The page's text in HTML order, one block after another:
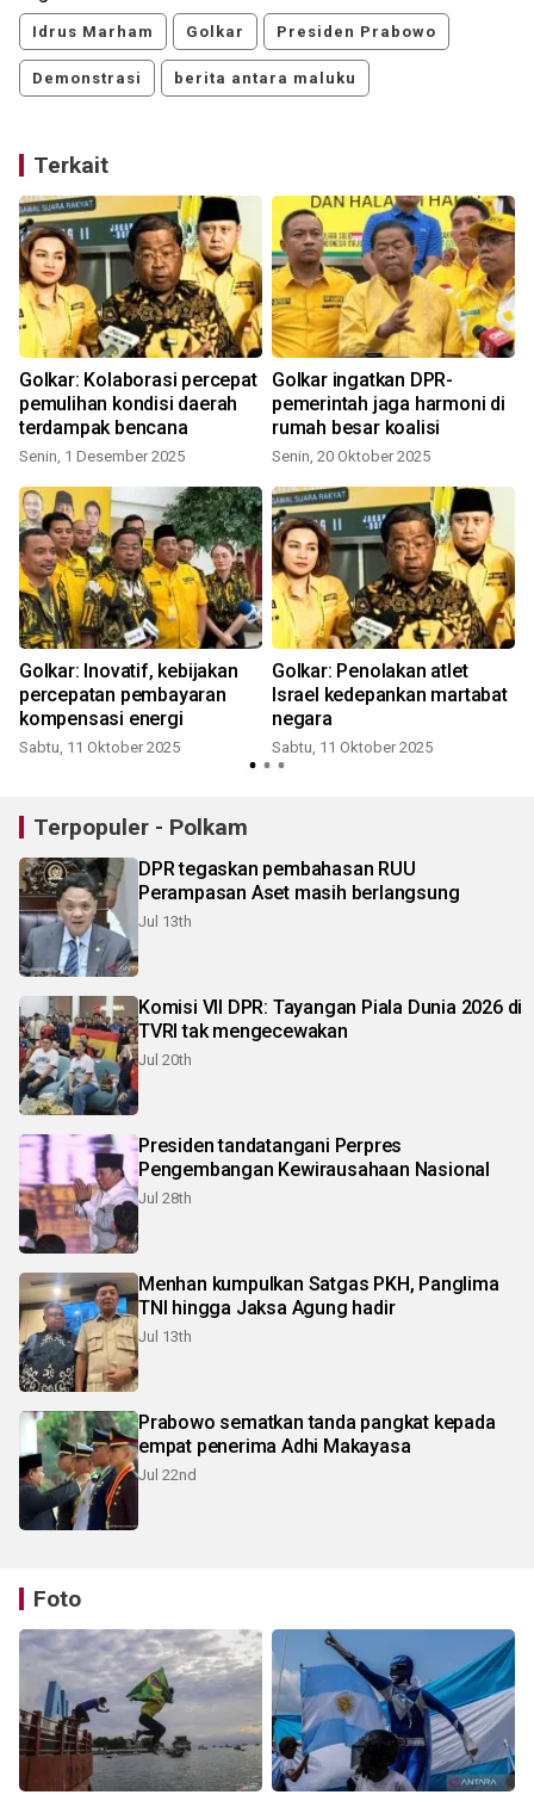
Idrus Marham Golkar Presiden Prabowo
Demonstrasi berita antara maluku
Terkait
Golkar: Kolaborasi percepat
pemulihan kondisi daerah
terdampak bencana
Senin, 1 Desember 2025
Golkar ingatkan DPR-
pemerintah jaga harmoni di
rumah besar koalisi
Senin, 20 Oktober 2025
Golkar: Inovatif, kebijakan
percepatan pembayaran
kompensasi energi
Sabtu, 11 Oktober 2025
Golkar: Penolakan atlet
Israel kedepankan martabat
negara
Sabtu, 11 Oktober 2025
Terpopuler - Polkam
DPR tegaskan pembahasan RUU
Perampasan Aset masih berlangsung
Jul 13th
Komisi VII DPR: Tayangan Piala Dunia 2026 di
TVRI tak mengecewakan
Jul 20th
Presiden tandatangani Perpres
Pengembangan Kewirausahaan Nasional
Jul 28th
Menhan kumpulkan Satgas PKH, Panglima
TNI hingga Jaksa Agung hadir
Jul 13th
Prabowo sematkan tanda pangkat kepada
empat penerima Adhi Makayasa
Jul 22nd
Foto